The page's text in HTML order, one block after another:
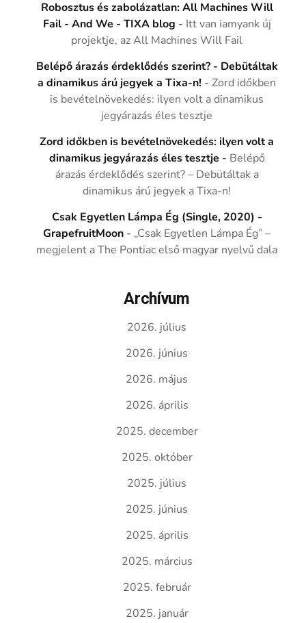
Robosztus és zabolázatlan: All Machines Will
Fail - And We - TIXA blog - Itt van iamyank új
projektje, az All Machines Will Fail
Belépő árazás érdeklődés szerint? - Debütáltak
a dinamikus árú jegyek a Tixa-n! -Zord időkben
is bevételnövekedés: ilyen volt a dinamikus
jegyárazás éles tesztje
Zord időkben is bevételnövekedés: ilyen volt a
dinamikus jegyárazás éles tesztje - Belépő
árazás érdeklődés szerint? – Debütáltak a
dinamikus árú jegyek a Tixa-n!
Csak Egyetlen Lámpa Ég (Single, 2020) -
GrapefruitMoon - „Csak Egyetlen Lámpa Ég” –
megjelent a The Pontiac első magyar nyelvű dala
Archívum
2026. július
2026. június
2026. május
2026. április
2025. december
2025. október
2025. július
2025. június
2025. április
2025. március
2025. február
2025. január